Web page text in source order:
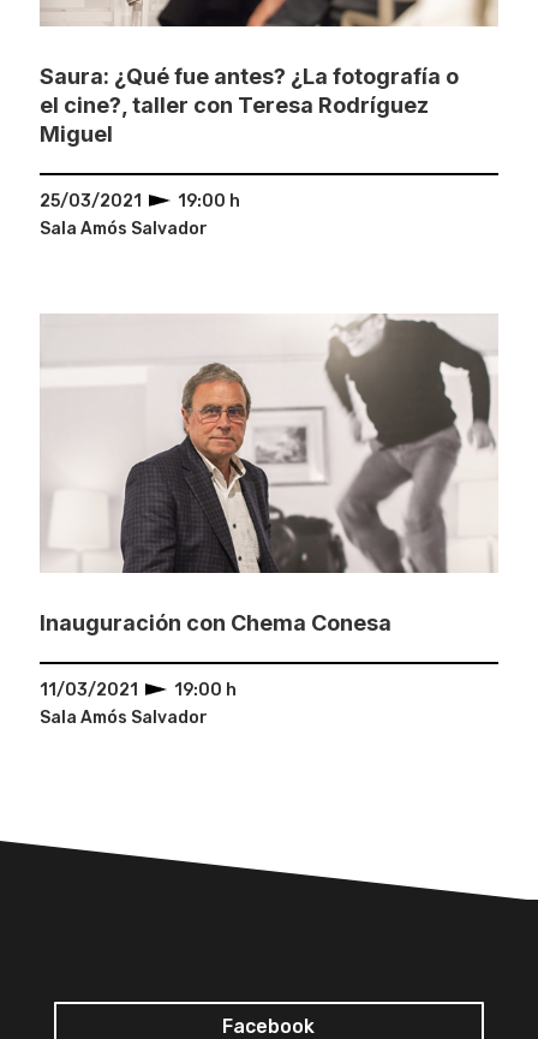
Saura: ¿Qué fue antes? ¿La fotografía o
el cine?, taller con Teresa Rodríguez
Miguel
25/03/2021
19:00 h
Sala Amós Salvador
Inauguración con Chema Conesa
11/03/2021
19:00 h
Sala Amós Salvador
Facebook